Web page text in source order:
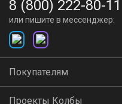
8 (800) 222-80-11
или пишите в мессенджер:
Покупателям
Проекты Колбы